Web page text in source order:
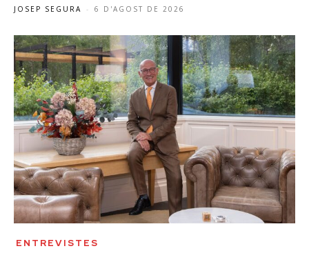
JOSEP SEGURA - 6 D'AGOST DE 2026
ENTREVISTES